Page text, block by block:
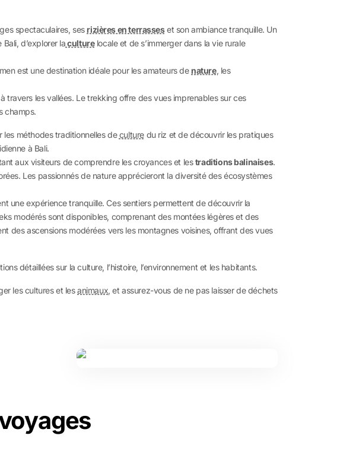
spectaculaires, ses rizières en terrasseset son ambiance tranquille. Un
d’explorer laculturelocale et de s’immerger dans la vie rurale
est une destination idéale pour les amateurs de nature, les
les vallées. Le trekking offre des vues imprenables sur ces
champs.
les méthodes traditionnelles deculturedu riz et de découvrir les pratiques
à Bali.
aux visiteurs de comprendre les croyances et lestraditions balinaises.
Les passionnés de nature apprécieront la diversité des écosystèmes
une expérience tranquille. Ces sentiers permettent de découvrir la
modérés sont disponibles, comprenant des montées légères et des
des ascensions modérées vers les montagnes voisines, offrant des vues
détaillées sur la culture, l’histoire, l’environnement et les habitants.
les cultures et lesanimaux, et assurez-vous de ne pas laisser de déchets